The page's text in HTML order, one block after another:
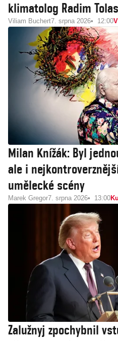
klimatolog Radim
Viliam Buchert7. srpna 2026 12:00
Milan Knížák: Byl
ale i
umělecké scény
Marek Gregor7. srpna 2026 13:00
Zalužnyj zpochybnil